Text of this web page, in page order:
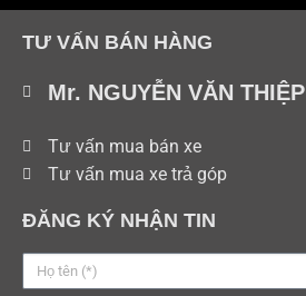
TƯ VẤN BÁN HÀNG
Mr. NGUYỄN VĂN THIỆP
Tư vấn mua bán xe
Tư vấn mua xe trả góp
ĐĂNG KÝ NHẬN TIN